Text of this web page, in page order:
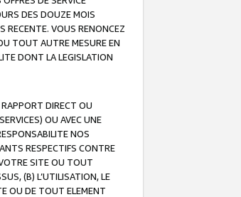
DES DOUZE MOIS
RECENTE. VOUS RENONCEZ
TOUT AUTRE MESURE EN
DONT LA LEGISLATION
DIRECT OU
OU AVEC UNE
NOS
RESPECTIFS CONTRE
SITE OU TOUT
(B) L’UTILISATION, LE
OU DE TOUT ELEMENT